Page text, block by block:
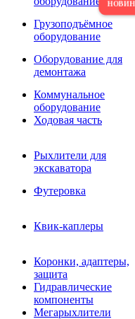
Грузоподъёмное
оборудование
Оборудование для
демонтажа
Коммунальное
оборудование
Ходовая часть
Рыхлители для
экскаватора
Футеровка
Квик-каплеры
Коронки, адаптеры,
защита
Гидравлические
компоненты
Мегарыхлители